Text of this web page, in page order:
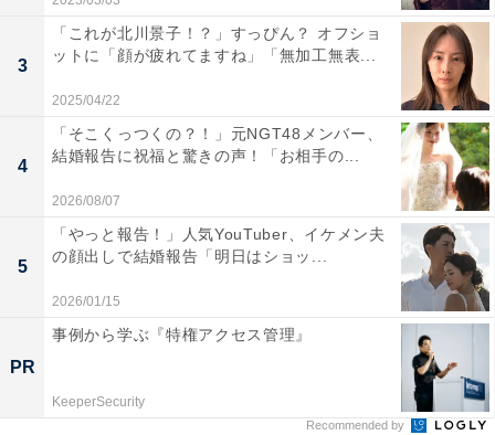
3
「これが北川景子！？」すっぴん？ オフショ
ットに「顔が疲れてますね」「無加工無表...
2025/04/22
4
「そこくっつくの？！」元NGT48メンバー、
結婚報告に祝福と驚きの声！「お相手の...
2026/08/07
5
「やっと報告！」人気YouTuber、イケメン夫
の顔出しで結婚報告「明日はショッ...
2026/01/15
PR
事例から学ぶ『特権アクセス管理』
KeeperSecurity
Recommended by